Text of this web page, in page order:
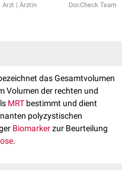
Arzt | Ärztin DocCheck Team
das Gesamtvolumen
Volumen der rechten und
MRT bestimmt und dient
polyzystischen
Biomarkerzur Beurteilung
.